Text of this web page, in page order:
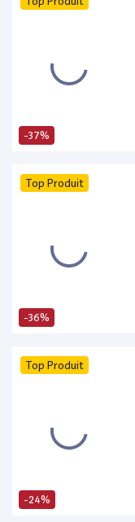
-37%
-36%
Top Produit
-24%
Top Produit